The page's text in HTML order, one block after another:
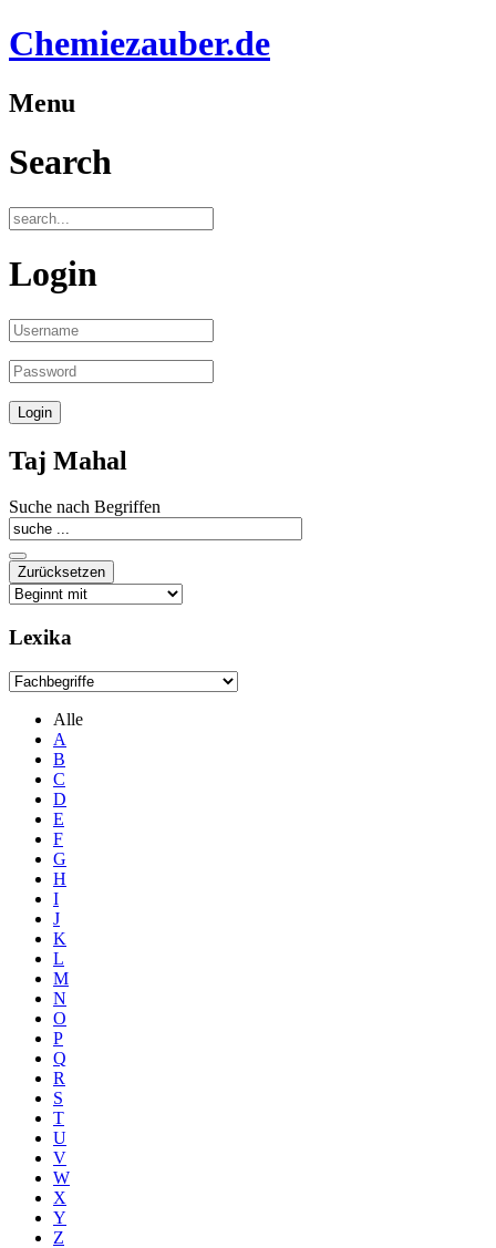
Chemiezauber.de
Menu
Search
Login
Taj Mahal
Suche nach Begriffen
Lexika
Alle
A
B
C
D
E
F
G
H
I
J
K
L
M
N
O
P
Q
R
S
T
U
V
W
X
Y
Z